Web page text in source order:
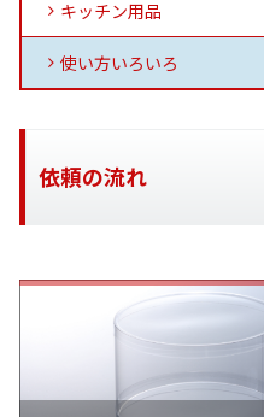
キッチン用品
使い方いろいろ
依頼の流れ